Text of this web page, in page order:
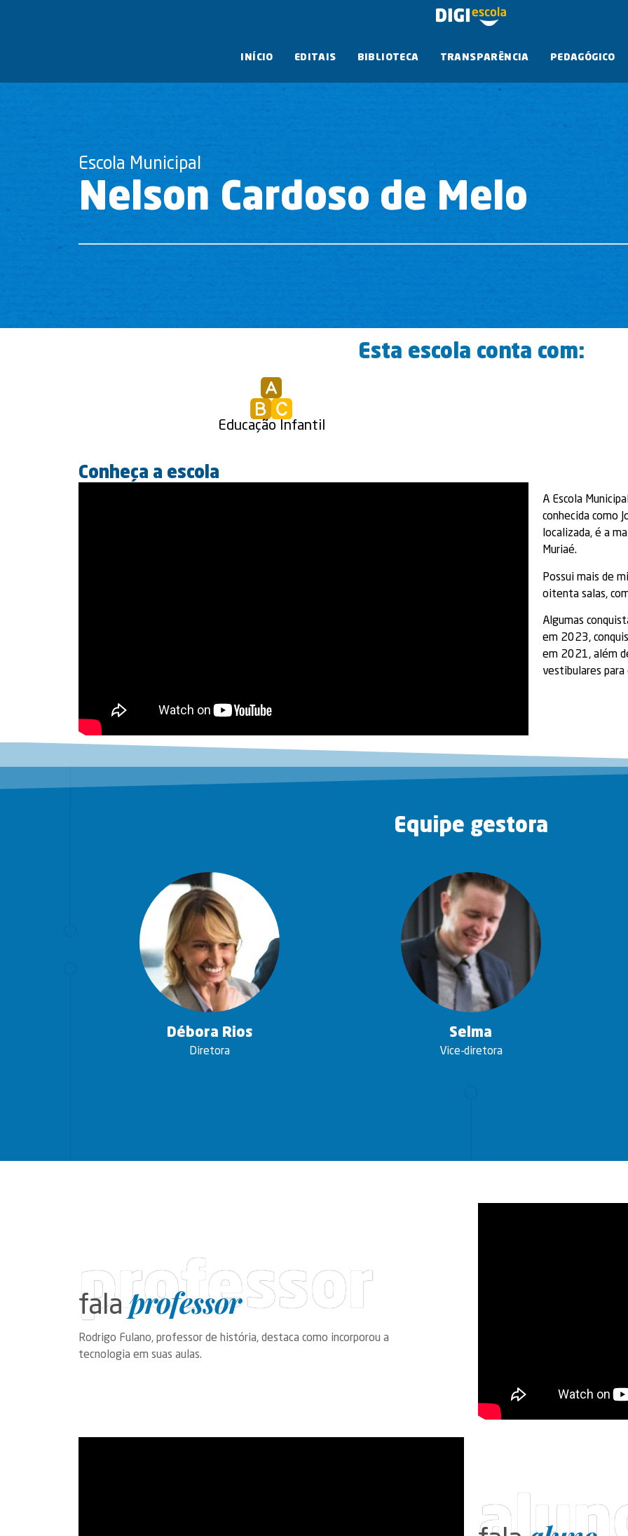
INÍCIO EDITAIS BIBLIOTECA TRANSPARÊNCIA PEDAGÓGICO
Escola Municipal
Nelson Cardoso de Melo
Esta escola conta com:
Educação Infantil
A Escola
conhecida como
localizada, é a
Muriaé.
Possui mais de
oitenta salas,
Algumas
em 2023,
em 2021, além
vestibulares para
Conheça a escola
Equipe gestora
Débora Rios
Diretora
Selma
Vice-diretora
professor
fala professor
Rodrigo Fulano, professor de história, destaca como incorporou a
tecnologia em suas aulas.